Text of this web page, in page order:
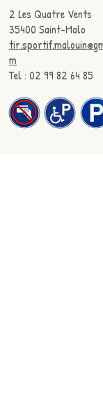
2 Les Quatre Vents
35400 Saint-Malo
m
Tel : 02 99 82 64 85